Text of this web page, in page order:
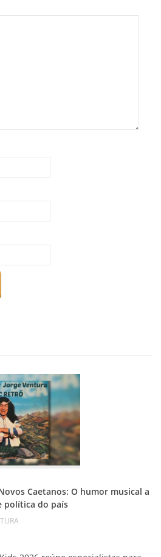
Caetanos: O humor musical a
política do país